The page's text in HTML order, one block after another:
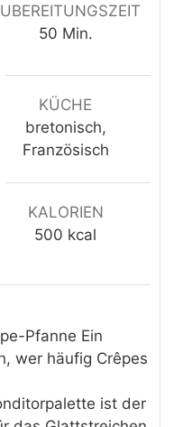
50Minuten
Min.
KÜCHE
bretonisch,
Französisch
KALORIEN
500 kcal
Pfanne Ein
wer häufig Crêpes
ist der